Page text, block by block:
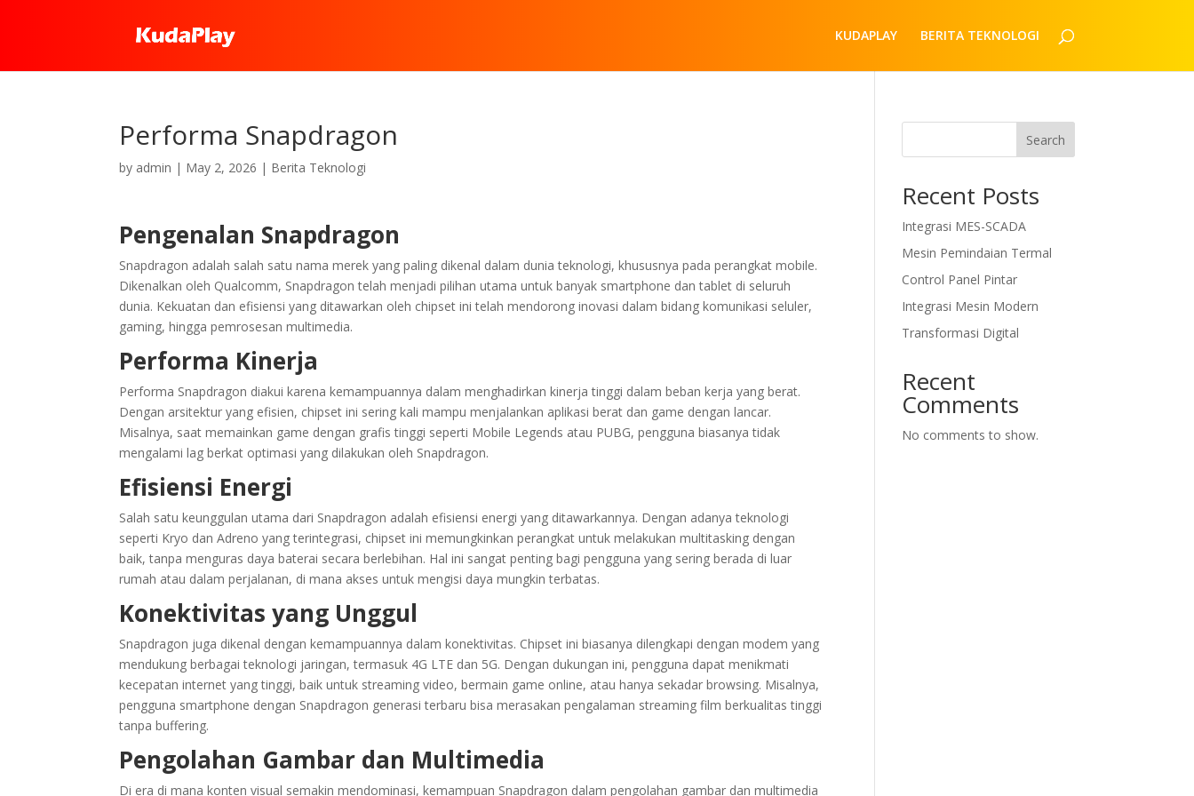
KUDAPLAY BERITA TEKNOLOGI
Performa Snapdragon
by admin | May 2, 2026 | Berita Teknologi
Pengenalan Snapdragon
Snapdragon adalah salah satu nama merek yang paling dikenal dalam dunia teknologi, khususnya pada perangkat mobile.
Dikenalkan oleh Qualcomm, Snapdragon telah menjadi pilihan utama untuk banyak smartphone dan tablet di seluruh
dunia. Kekuatan dan efisiensi yang ditawarkan oleh chipset ini telah mendorong inovasi dalam bidang komunikasi seluler,
gaming, hingga pemrosesan multimedia.
Performa Kinerja
Performa Snapdragon diakui karena kemampuannya dalam menghadirkan kinerja tinggi dalam beban kerja yang berat.
Dengan arsitektur yang efisien, chipset ini sering kali mampu menjalankan aplikasi berat dan game dengan lancar.
Misalnya, saat memainkan game dengan grafis tinggi seperti Mobile Legends atau PUBG, pengguna biasanya tidak
mengalami lag berkat optimasi yang dilakukan oleh Snapdragon.
Efisiensi Energi
Salah satu keunggulan utama dari Snapdragon adalah efisiensi energi yang ditawarkannya. Dengan adanya teknologi
seperti Kryo dan Adreno yang terintegrasi, chipset ini memungkinkan perangkat untuk melakukan multitasking dengan
baik, tanpa menguras daya baterai secara berlebihan. Hal ini sangat penting bagi pengguna yang sering berada di luar
rumah atau dalam perjalanan, di mana akses untuk mengisi daya mungkin terbatas.
Konektivitas yang Unggul
Snapdragon juga dikenal dengan kemampuannya dalam konektivitas. Chipset ini biasanya dilengkapi dengan modem yang
mendukung berbagai teknologi jaringan, termasuk 4G LTE dan 5G. Dengan dukungan ini, pengguna dapat menikmati
kecepatan internet yang tinggi, baik untuk streaming video, bermain game online, atau hanya sekadar browsing. Misalnya,
pengguna smartphone dengan Snapdragon generasi terbaru bisa merasakan pengalaman streaming film berkualitas tinggi
tanpa buffering.
Pengolahan Gambar dan Multimedia
Di era di mana konten visual semakin mendominasi, kemampuan Snapdragon dalam pengolahan gambar dan multimedia
Search
Recent Posts
Integrasi MES-SCADA
Mesin Pemindaian Termal
Control Panel Pintar
Integrasi Mesin Modern
Transformasi Digital
Recent
Comments
No comments to show.